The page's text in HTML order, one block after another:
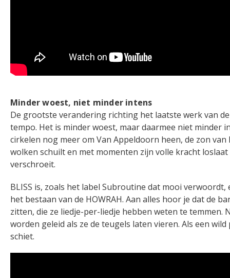
Minder woest, niet minder intens
De grootste verandering richting het laatste werk van
tempo. Het is minder woest, maar daarmee niet minder
cirkelen nog meer om Van Appeldoorn heen, de zon van
wolken schuilt en met momenten zijn volle kracht
verschroeit.
BLISS is, zoals het label Subroutine dat mooi verwoordt,
het bestaan van de HOWRAH. Aan alles hoor je dat de
zitten, die ze liedje-per-liedje hebben weten te temmen.
worden geleid als ze de teugels laten vieren. Als een
schiet.